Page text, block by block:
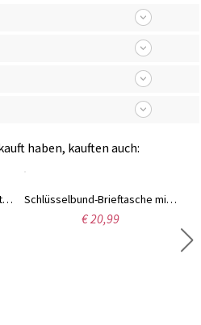
haben, kauften auch:
Personalisierter Namens-Glitzer-ID-Acryl-Abzeichenhalter, Medizinischer Ausweishalter, Weihnachts-/Geburtstags-/Dankesgeschenke für Krankenschwestern/Ärzte/Medizinisches Personal Schlüsselbund-Brieftasche mit Armband, Silikonperlen-Armband, Schlüsselhalter und Ledergeldbörse, personalisierte Geschenke für Sie/Frauen
€ 20,99